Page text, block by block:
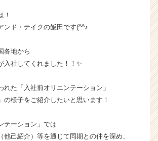
業
ら
ス
ウ
ト
が
く
就
！
ンド・テイクの飯田です(^^♪
各地から
入社してくれました！！✨
れた「入社前オリエンテーション」
の様子をご紹介したいと思います！
テーション」では
他己紹介）等を通じて同期との仲を深め、